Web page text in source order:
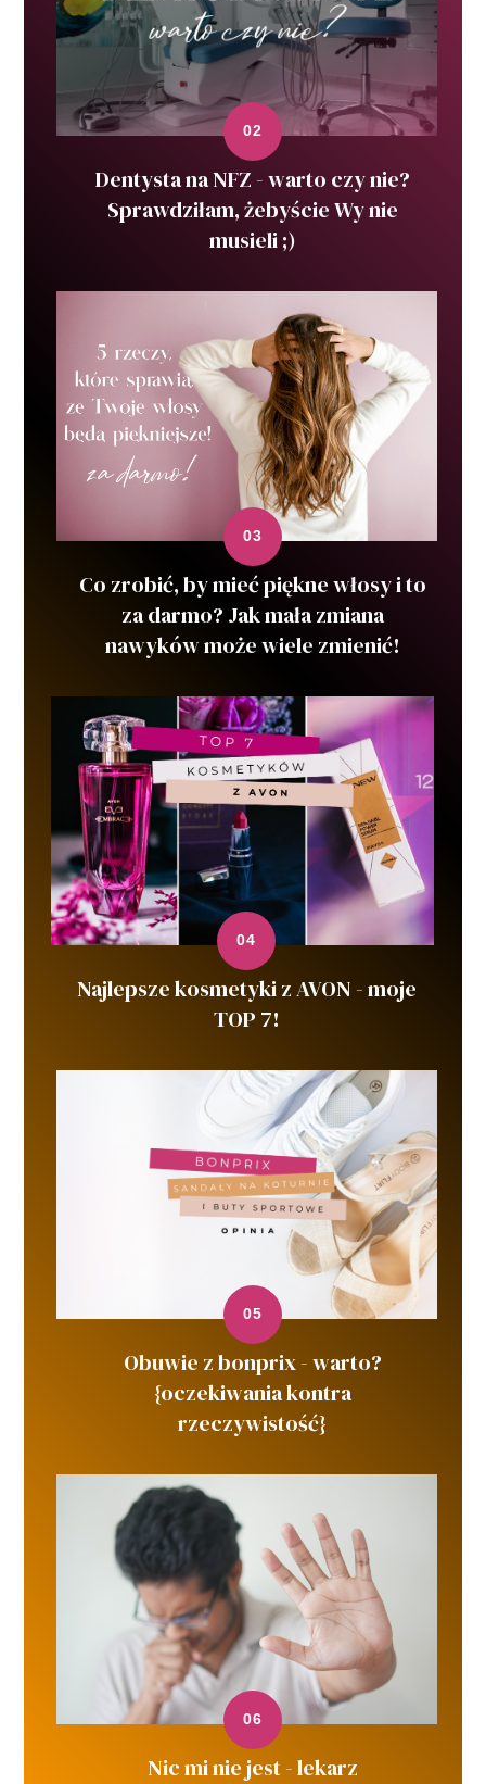
Dentysta na NFZ - warto czy nie?
Sprawdziłam, żebyście Wy nie
musieli ;)
Co zrobić, by mieć piękne włosy i to
za darmo? Jak mała zmiana
nawyków może wiele zmienić!
Najlepsze kosmetyki z AVON - moje
TOP 7!
Obuwie z bonprix - warto?
{oczekiwania kontra
rzeczywistość}
Nic mi nie jest - lekarz